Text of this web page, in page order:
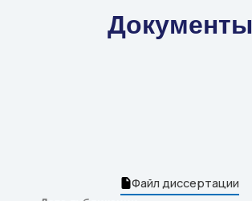
Документы
Файл диссертации